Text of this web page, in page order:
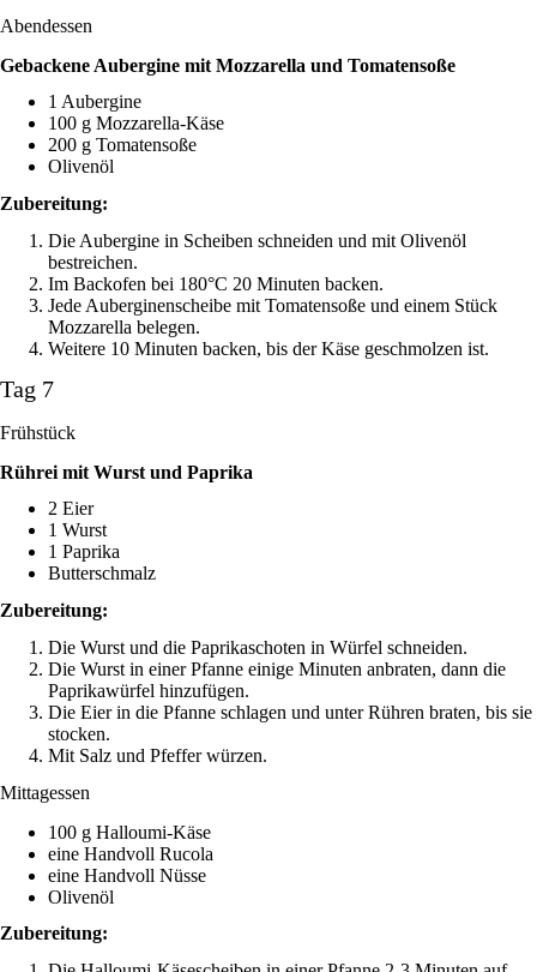
Abendessen
Gebackene Aubergine mit Mozzarella und Tomatensoße
1 Aubergine
100 g Mozzarella-Käse
200 g Tomatensoße
Olivenöl
Zubereitung:
Die Aubergine in Scheiben schneiden und mit Olivenöl
bestreichen.
Im Backofen bei 180°C 20 Minuten backen.
Jede Auberginenscheibe mit Tomatensoße und einem Stück
Mozzarella belegen.
Weitere 10 Minuten backen, bis der Käse geschmolzen ist.
Tag 7
Frühstück
Rührei mit Wurst und Paprika
2 Eier
1 Wurst
1 Paprika
Butterschmalz
Zubereitung:
Die Wurst und die Paprikaschoten in Würfel schneiden.
Die Wurst in einer Pfanne einige Minuten anbraten, dann die
Paprikawürfel hinzufügen.
Die Eier in die Pfanne schlagen und unter Rühren braten, bis sie
stocken.
Mit Salz und Pfeffer würzen.
Mittagessen
100 g Halloumi-Käse
eine Handvoll Rucola
eine Handvoll Nüsse
Olivenöl
Zubereitung: